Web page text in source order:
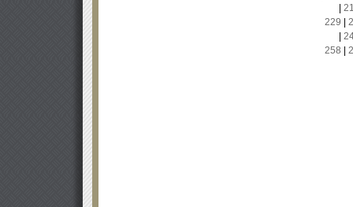
229
258